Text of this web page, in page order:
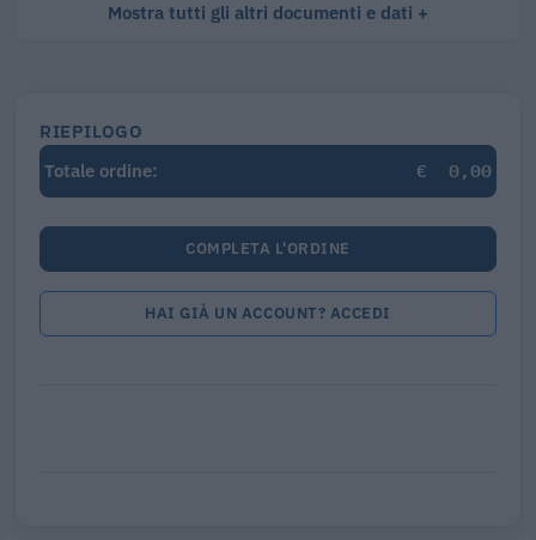
Mostra tutti gli altri documenti e dati
RIEPILOGO
Totale ordine:
€ 0,00
COMPLETA L'ORDINE
HAI GIÀ UN ACCOUNT? ACCEDI